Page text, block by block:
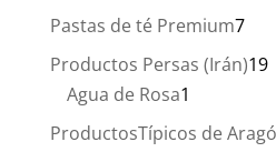
producto
Pastas de té Premium77
Productos Persas (Irán)1919
Agua de Rosa1
producto
ProductosTípicos de